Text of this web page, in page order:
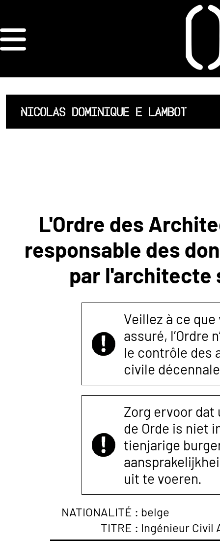
ORDRE DES
ARCHITECTES
ACCUEIL
LISTE DES
NOUS
CONTACTER
NICOLAS DOMINIQUE E LAMBOT
L'Ordre des
responsable des
par l'architecte
Veillez à ce
assuré, l’Ordre
le contrôle des
civile
Zorg ervoor
de Orde is niet
tienjarige
uit te voeren.
NATIONALITÉ : belge
TITRE : Ingénieur Civil